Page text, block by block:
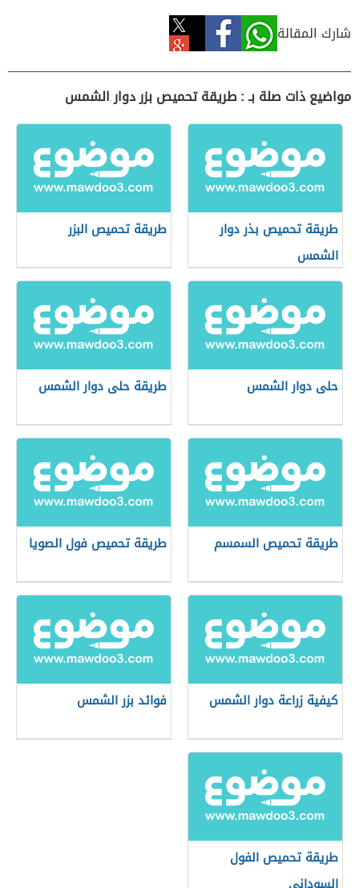
شارك المقالة
مواضيع ذات صلة بـ : طريقة تحميص بزر دوار الشمس
طريقة تحميص بذر دوار
الشمس
طريقة تحميص البزر
حلى دوار الشمس طريقة حلى دوار الشمس
طريقة تحميص السمسم طريقة تحميص فول الصويا
كيفية زراعة دوار الشمس فوائد بزر الشمس
طريقة تحميص الفول